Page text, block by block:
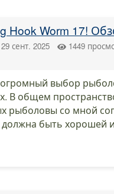
Hook Worm 17!
29 сент. 2025 1449
выбор
В общем
рыболовы со мной
быть хорошей